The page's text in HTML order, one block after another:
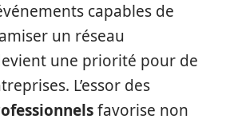
capables de
un réseau
une priorité pour de
L’essor des
favorise non